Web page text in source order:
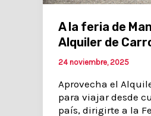
A la feria de
Alquiler de
24 noviembre, 2025
Aprovecha el
para viajar desde
país, dirigirte a la